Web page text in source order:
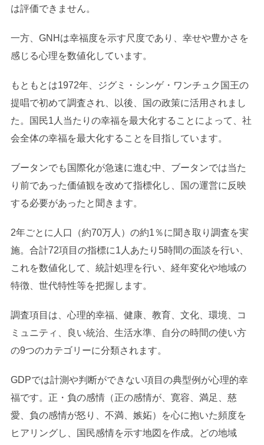
は評価できません。
一方、GNHは幸福度を示す尺度であり、幸せや豊かさを
感じる心理を数値化しています。
もともとは1972年、ジグミ・シンゲ・ワンチュク国王の
提唱で初めて調査され、以後、国の政策に活用されまし
た。国民1人当たりの幸福を最大化することによって、社
会全体の幸福を最大化することを目指しています。
ブータンでも国際化が急速に進む中、ブータンでは当た
り前であった価値観を改めて指標化し、国の運営に反映
する必要があったと聞きます。
2年ごとに人口（約70万人）の約1％に聞き取り調査を実
施。合計72項目の指標に1人あたり5時間の面談を行い、
これを数値化して、統計処理を行い、経年変化や地域の
特徴、世代特性等を把握します。
調査項目は、心理的幸福、健康、教育、文化、環境、コ
ミュニティ、良い統治、生活水準、自分の時間の使い方
の9つのカテゴリーに分類されます。
GDPでは計測や判断ができない項目の典型例が心理的幸
福です。正・負の感情（正の感情が、寛容、満足、慈
愛、負の感情が怒り、不満、嫉妬）を心に抱いた頻度を
ヒアリングし、国民感情を示す地図を作成。どの地域